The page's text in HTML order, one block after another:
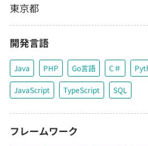
東京都
開発言語
Java PHP Go言語 C＃
JavaScript TypeScript SQL
フレームワーク